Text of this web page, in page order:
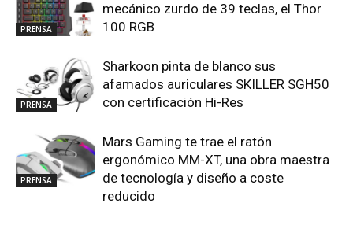
PRENSA
mecánico zurdo de 39 teclas, el Thor
100 RGB
PRENSA
Sharkoon pinta de blanco sus
afamados auriculares SKILLER SGH50
con certificación Hi-Res
PRENSA
Mars Gaming te trae el ratón
ergonómico MM-XT, una obra maestra
de tecnología y diseño a coste
reducido